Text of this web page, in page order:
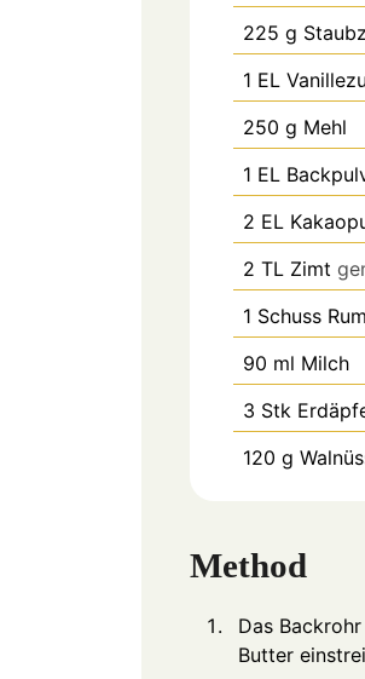
225 g
1 EL
250 g Mehl
1 EL
2 EL
2 TL Zimt
1 Schuss Rum
90 ml Milch
3 Stk
120 g
Method
Das
Butter